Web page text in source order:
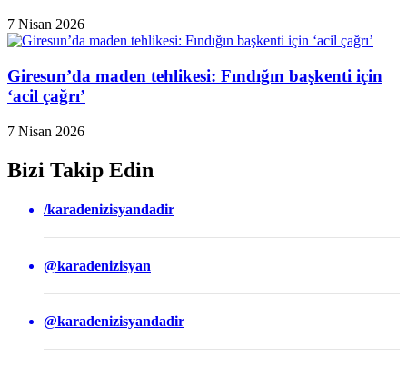
7 Nisan 2026
Giresun’da maden tehlikesi: Fındığın başkenti için
‘acil çağrı’
7 Nisan 2026
Bizi Takip Edin
/karadenizisyandadir
@karadenizisyan
@karadenizisyandadir